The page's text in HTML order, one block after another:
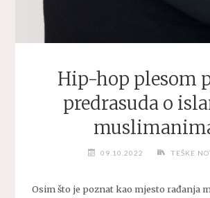
Hip-hop plesom
predrasuda o
09.10.2022 TEŠKE
Osim što je poznat kao mjesto rađanja